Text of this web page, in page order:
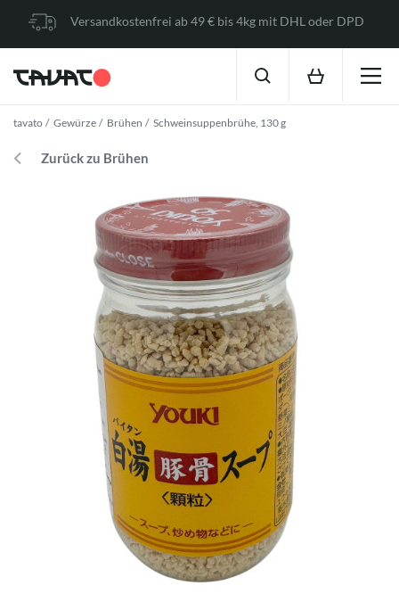
Versandkostenfrei ab 49 € bis 4kg mit DHL oder DPD
tavato Gewürze Brühen Schweinsuppenbrühe, 130 g
Zurück zu Brühen